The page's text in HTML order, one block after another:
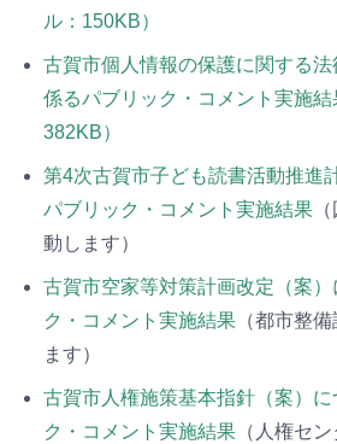
ル：150KB）
古賀市個人情報の保護に関する
係るパブリック・コメント実施結
382KB）
第4次古賀市子ども読書活動推進
パブリック・コメント実施結果
動します）
古賀市空家等対策計画改定（案
ク・コメント実施結果 （都市整
ます）
古賀市人権施策基本指針（案）
ク・コメント実施結果 （人権セ